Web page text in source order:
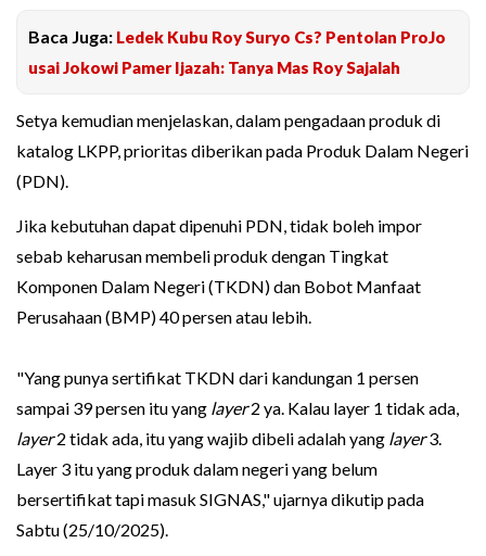
Baca Juga: Ledek Kubu Roy Suryo Cs? Pentolan ProJo
usai Jokowi Pamer Ijazah: Tanya Mas Roy Sajalah
Setya kemudian menjelaskan, dalam pengadaan produk di
katalog LKPP, prioritas diberikan pada Produk Dalam Negeri
(PDN).
Jika kebutuhan dapat dipenuhi PDN, tidak boleh impor
sebab keharusan membeli produk dengan Tingkat
Komponen Dalam Negeri (TKDN) dan Bobot Manfaat
Perusahaan (BMP) 40 persen atau lebih.
"Yang punya sertifikat TKDN dari kandungan 1 persen
sampai 39 persen itu yang layer2 ya. Kalau layer 1 tidak ada,
layer2 tidak ada, itu yang wajib dibeli adalah yang layer3.
Layer 3 itu yang produk dalam negeri yang belum
bersertifikat tapi masuk SIGNAS," ujarnya dikutip pada
Sabtu (25/10/2025).